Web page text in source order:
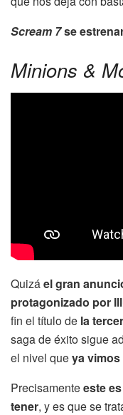
Scream 7se
Minions &
Quizáel gran
protagonizado por
fin el título de la
saga de éxito sigue
el nivel queya
Precisamenteeste
tener, y es que se